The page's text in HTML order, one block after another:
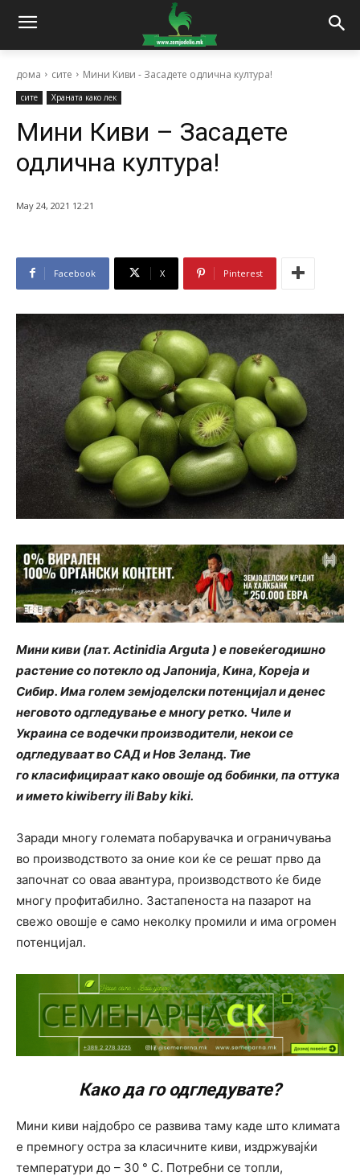
дома сите Мини Киви - Засадете одлична култура!
сите Храната како лек
Мини Киви – Засадете
одлична култура!
May 24, 2021 12:21
Facebook X Pinterest
Мини киви (лат. Actinidia Arguta ) е повеќегодишно
растение со потекло од Јапонија, Кина, Кореја и
Сибир. Има голем земјоделски потенцијал и денес
неговото одгледување е многу ретко. Чиле и
Украина се водечки производители, некои се
одгледуваат во САД и Нов Зеланд. Тие
го класифицираат како овошје од бобинки, па оттука
и името kiwiberry ili Baby kiki.
Заради многу големата побарувачка и ограничувања
во производството за оние кои ќе се решат прво да
започнат со оваа авантура, производството ќе биде
многу профитабилно. Застапеноста на пазарот на
свежо овошје е само неколку промили и има огромен
потенцијал.
Како да го одгледувате?
Мини киви најдобро се развива таму каде што климата
е премногу остра за класичните киви, издржувајќи
температури до – 30 ° C. Потребни се топли,